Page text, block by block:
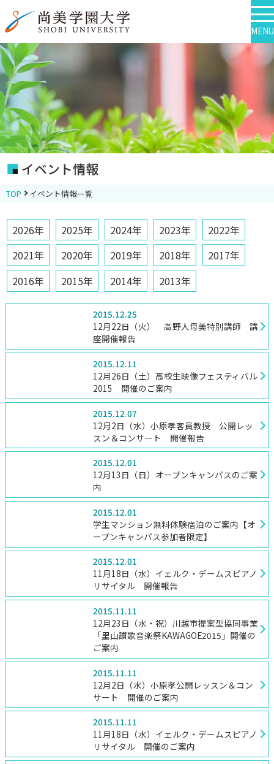
MENU
イベント情報
TOP イベント情報一覧
2026年 2025年 2024年 2023年
2022年
2021年
2020年 2019年 2018年
2017年
2016年
2015年 2014年 2013年
2015.12.25
12月22日（火） 高野人母美特別講師 講
座開催報告
2015.12.11
12月26日（土）高校生映像フェスティバル
2015 開催のご案内
2015.12.07
12月2日（水）小原孝客員教授 公開レッ
スン＆コンサート 開催報告
2015.12.01
12月13日（日）オープンキャンパスのご案
内
2015.12.01
学生マンション無料体験宿泊のご案内【オ
ープンキャンパス参加者限定】
2015.12.01
11月18日（水）イェルク・デームスピアノ
リサイタル 開催報告
2015.11.11
12月23日（水・祝）川越市提案型協同事業
「里山讃歌音楽祭KAWAGOE2015」開催の
ご案内
2015.11.11
12月2日（水）小原孝公開レッスン＆コン
サート 開催のご案内
2015.11.11
11月18日（水）イェルク・デームスピアノ
リサイタル 開催のご案内